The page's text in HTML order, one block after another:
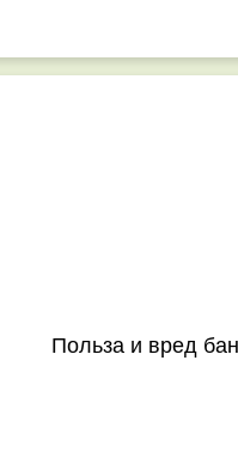
Польза и вред